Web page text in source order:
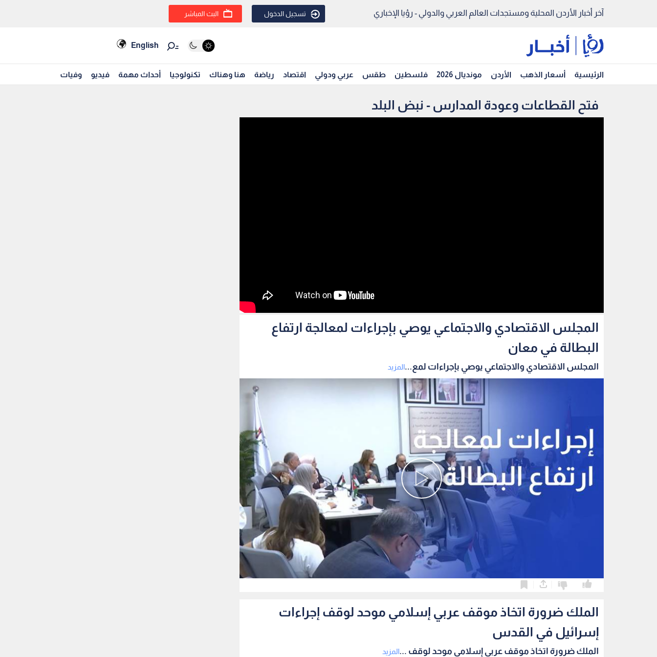
آخر أخبار الأردن المحلية ومستجدات العالم العربي والدولي - رؤيا الإخباري تسجيل الدخول البث المباشر
English
الرئيسية أسعار الذهب الأردن مونديال 2026 فلسطين طقس عربي ودولي اقتصاد رياضة هنا وهناك تكنولوجيا أحداث مهمة فيديو وفيات
فتح القطاعات وعودة المدارس - نبض البلد
المجلس الاقتصادي والاجتماعي يوصي بإجراءات لمعالجة ارتفاع
البطالة في معان
المجلس الاقتصادي والاجتماعي يوصي بإجراءات لمع...المزيد
الملك ضرورة اتخاذ موقف عربي إسلامي موحد لوقف إجراءات
إسرائيل في القدس
الملك ضرورة اتخاذ موقف عربي إسلامي موحد لوقف ...المزيد